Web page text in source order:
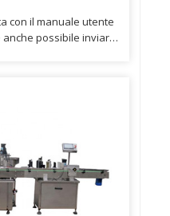
con il manuale utente
possibile inviare
soluzioni di imballaggio